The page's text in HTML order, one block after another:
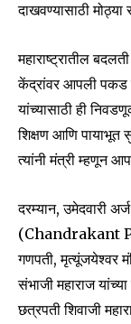
To subscribe,
or click the
your privacy and
safe with us.
दाखवण्यासाठी मोठ्या
महाराष्ट्रातील
केंद्रांवर आपली पकड
यांच्यासाठी ही
शिक्षण आणि पायाभूत
त्यांनी मंत्री म्हणून
दरम्यान, उमेदवारी
(Chandrakant
गणपती, मृत्यूंजयेश्वर
संभाजी महाराज
छत्रपती शिवाजी